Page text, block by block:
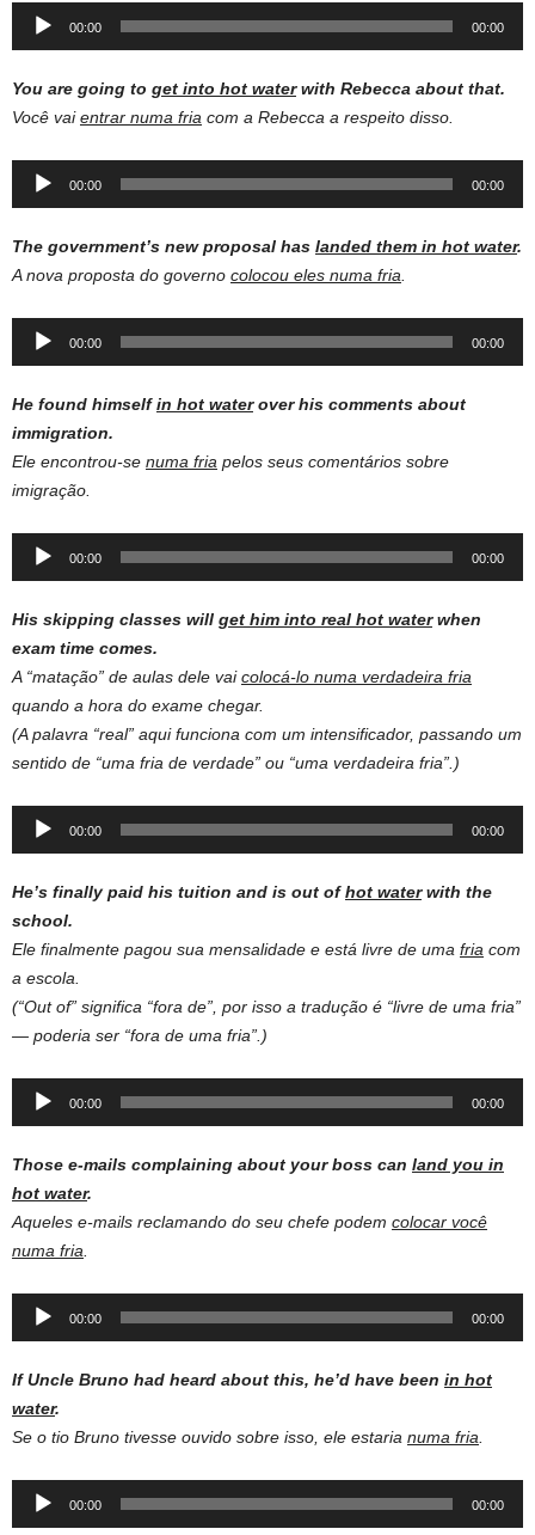
Audio
00:00 00:00
You are going to get into hot waterwith Rebecca about that.
Você vaientrar numa fria com a Rebecca a respeito disso.
Audio
00:00 00:00
The government’s new proposal has landed them in hot water.
A nova proposta do governo colocou eles numa fria
Audio
00:00 00:00
He found himselfin hot waterover his comments about
immigration.
Ele encontrou-se numa fria pelos seus comentários sobre
imigração.
Audio
00:00 00:00
His skipping classes will get him into real hot waterwhen
exam time comes.
A “matação” de aulas dele vaicolocá-lo numa verdadeira fria
quando a hora do exame chegar.
(A palavra “real” aqui funciona com um intensificador, passando um
sentido de “uma fria de verdade” ou “uma verdadeira fria”.)
Audio
00:00 00:00
He’s finally paid his tuition and is out ofhot waterwith the
school.
Ele finalmente pagou sua mensalidade e está livre de uma fria com
a escola.
(“Out of” significa “fora de”, por isso a tradução é “livre de uma fria”
— poderia ser “fora de uma fria”.)
Audio
00:00 00:00
Those e-mails complaining about your boss can land you in
hot water.
Aqueles e-mails reclamando do seu chefe podem colocar você
numa fria
Audio
00:00 00:00
If Uncle Bruno had heard about this, he’d have been in hot
water.
Se o tio Bruno tivesse ouvido sobre isso, ele estaria numa fria
Audio
00:00 00:00